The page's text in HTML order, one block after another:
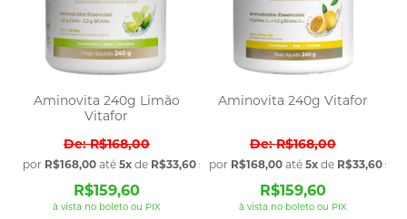
Aminovita 240g Limão
Vitafor
R$168,00
por R$168,00 até 5x de R$33,60 sem juros
R$159,60
à vista no boleto ou PIX
Aminovita 240g Vitafor
R$168,00
por R$168,00até 5xde R$33,60
R$159,60
à vista no boleto ou PIX